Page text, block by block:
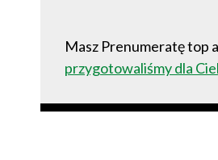
Masz Prenumeratę top
przygotowaliśmy dla